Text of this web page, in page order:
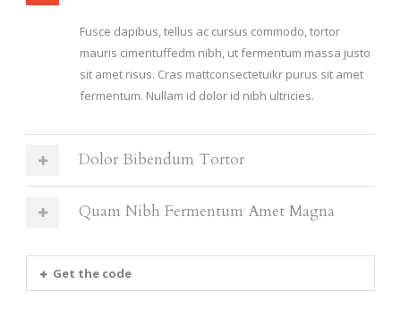
Fusce dapibus, tellus ac cursus commodo, tortor
mauris cimentuffedm nibh, ut fermentum massa justo
sit amet risus. Cras mattconsectetuikr purus sit amet
fermentum. Nullam id dolor id nibh ultricies.
Dolor Bibendum Tortor
Quam Nibh Fermentum Amet Magna
Get the code